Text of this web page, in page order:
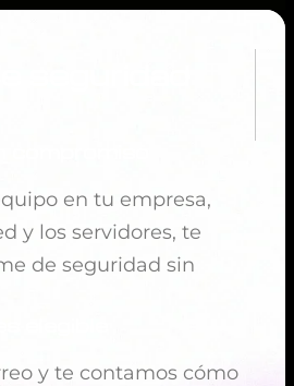
en tu empresa,
y los servidores, te
de seguridad sin
y te contamos cómo